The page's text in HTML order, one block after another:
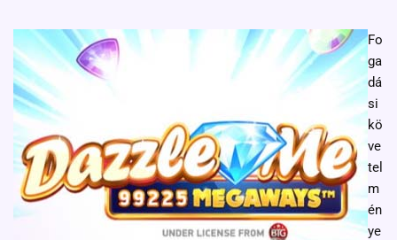
Fo
ga
dá
si
kö
ve
tel
m
én
ye